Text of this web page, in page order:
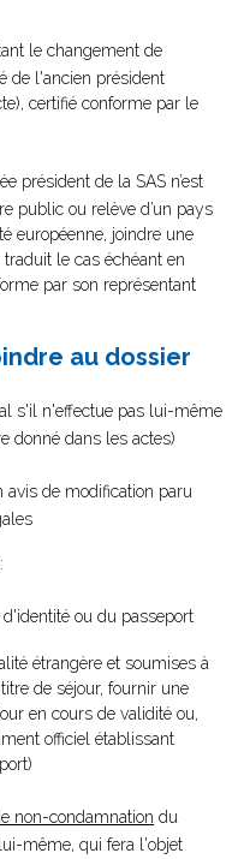
le changement de
de l'ancien président
certifié conforme par le
président de la SAS n’est
public ou relève d’un pays
européenne, joindre une
le cas échéant en
par son représentant
au dossier
s'il n'effectue pas lui-même
donné dans les actes)
avis de modification paru
ou du passeport
étrangère et soumises à
titre de séjour, fournir une
en cours de validité ou,
officiel établissant
non-condamnation du
même, qui fera l'objet